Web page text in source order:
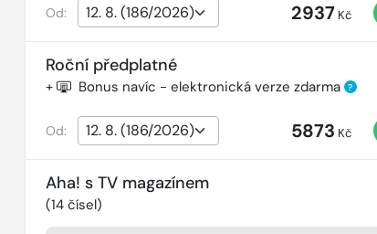
Od: 2937 Kč
Roční předplatné
+ Bonus navíc - elektronická verze zdarma ?
Od: 5873 Kč
Aha! s TV magazínem
(14čísel)